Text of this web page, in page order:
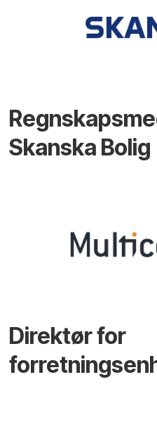
Skanska Bolig
Direktør for